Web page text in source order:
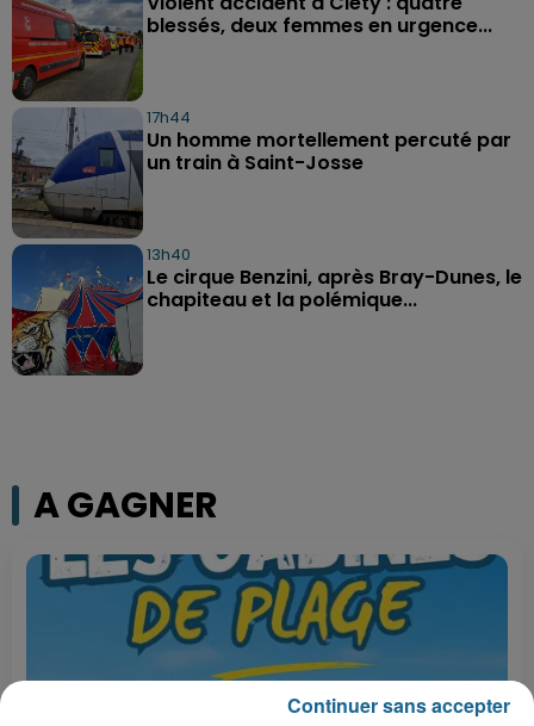
blessés, deux femmes en urgence...
17h44
Un homme mortellement percuté par
un train à Saint-Josse
13h40
Le cirque Benzini, après Bray-Dunes, le
chapiteau et la polémique...
A GAGNER
Continuer sans accepter